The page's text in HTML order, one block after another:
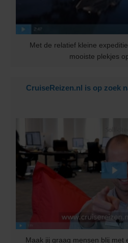
Met de relatief kleine
mooiste plekjes
CruiseReizen.nl is op zoek
Maak jij graag mensen blij met